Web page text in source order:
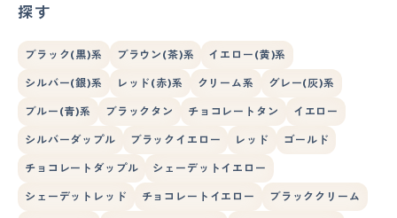
探す
ブラック(黒)系 ブラウン(茶)系 イエロー(黄)系
シルバー(銀)系 レッド(赤)系 クリーム系 グレー(灰)系
ブルー(青)系 ブラックタン チョコレートタン イエロー
シルバーダップル ブラックイエロー レッド ゴールド
チョコレートダップル シェーデットイエロー
シェーデットレッド チョコレートイエロー ブラッククリーム